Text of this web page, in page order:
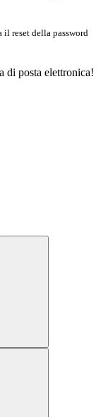
il reset della password
di posta elettronica!